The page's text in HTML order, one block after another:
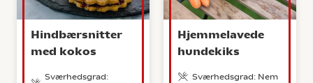
Hindbærsnitter
med kokos
Sværhedsgrad:
Hjemmelavede
hundekiks
Sværhedsgrad: Nem